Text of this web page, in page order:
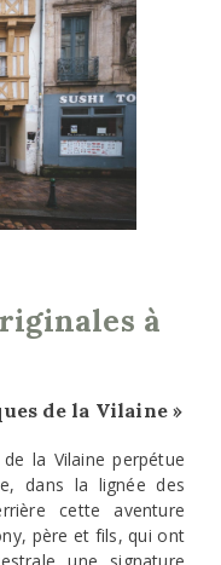
à
de la Vilaine »
la Vilaine perpétue
dans la lignée des
cette aventure
père et fils, qui ont